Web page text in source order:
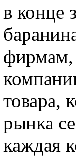
в конце
фирмам,
товара,
рынка
каждая